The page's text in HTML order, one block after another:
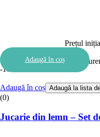
Prețul
Prețul
Adaugă în coș
-10%
Adaugă în coș Adaugă la lista
(0)
Jucarie din lemn – Set